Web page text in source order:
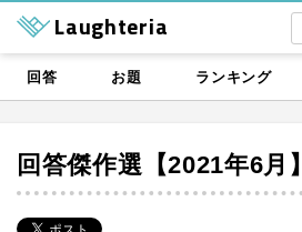
Laughteria
回答 お題 ランキング
回答傑作選【2021年6月】